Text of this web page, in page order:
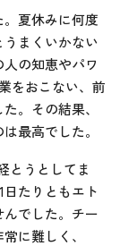
夏休みに何度
まくいかない
の知恵やパワ
をおこない、前
。その結果、
最高でした。
とうとしてま
たりともエト
でした。チー
に難しく、